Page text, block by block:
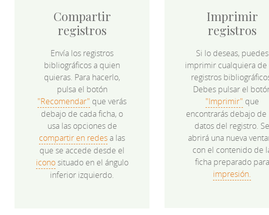
Compartir
registros
Envía los registros
bibliográficos a quien
quieras. Para hacerlo,
pulsa el botón
"Recomendar" que verás
debajo de cada ficha, o
usa las opciones de
compartir en redesa las
que se accede desde el
iconosituado en el ángulo
inferior izquierdo.
Imprimir
registros
Si lo deseas, puedes
imprimir cualquiera de
registros
Debes pulsar el
"Imprimir" que
encontrarás debajo de
datos del registro. Se
abrirá una nueva
con el contenido de
ficha preparado para
impresión.